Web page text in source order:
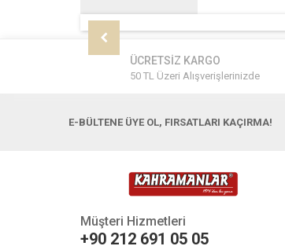
ÜCRETSİZ KARGO
50 TL Üzeri Alışverişlerinizde
E-BÜLTENE ÜYE OL, FIRSATLARI KAÇIRMA!
Müşteri Hizmetleri
+90 212 691 05 05